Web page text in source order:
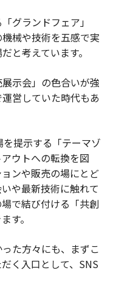
グランドフェア」
械や技術を五感で実
と考えています。
示会」の色合いが強
営していた時代もあ
提示する「テーマゾ
ウトへの転換を図
ンや販売の場にとど
や最新技術に触れて
で結び付ける「共創
す。
た方々にも、まずこ
く入口として、SNS